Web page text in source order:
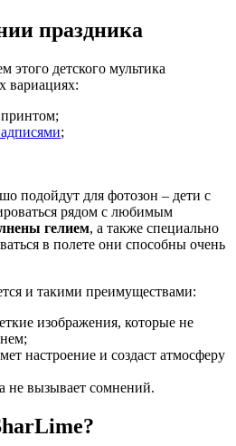
праздника
этого детского мультика
вариациях:
;
подойдут для фотозон – дети с
рядом с любимым
гелием, а также специально
в полете они способны очень
и такими преимуществами:
изображения, которые не
настроение и создаст атмосферу
не вызывает сомнений.